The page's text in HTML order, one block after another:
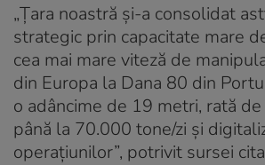
„Țara noastră și-a consolidat
strategic prin capacitate mare
cea mai mare viteză de
din Europa la Dana 80 din
o adâncime de 19 metri, rată
până la 70.000 tone/zi și
operațiunilor”, potrivit sursei